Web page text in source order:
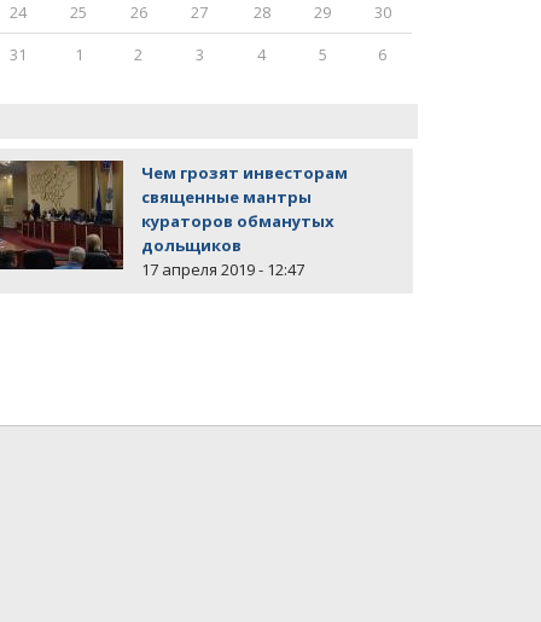
24
25 26 27 28 29
30
31
1 2 3 4 5 6
Чем грозят инвесторам
священные мантры
кураторов обманутых
дольщиков
17 апреля 2019 - 12:47